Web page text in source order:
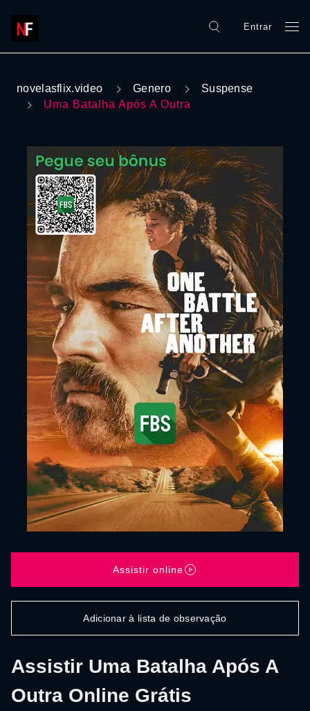
Entrar
novelasflix.video Genero
Suspense
Uma Batalha Após A Outra
Assistir Uma Batalha Após A
Outra Online Grátis
Assistir online
Adicionar à lista de observação